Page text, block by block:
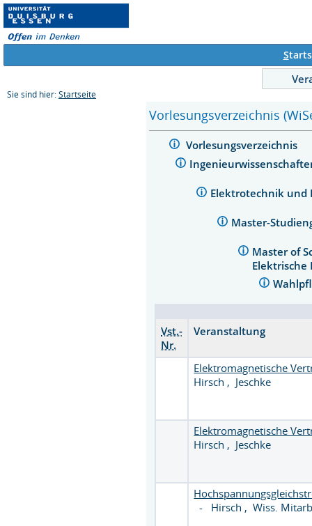
S
Sie sind hier: Startseite
Vorlesungsverzeichnis
Vorlesungsverzeichnis
Elektrotechnik
Master-
Master of
Elektrische
Vst.-
Nr.
Veranstaltung
Elektromagnetische
Hirsch , Jeschke
Elektromagnetische
Hirsch , Jeschke
- Hirsch ,Wiss.